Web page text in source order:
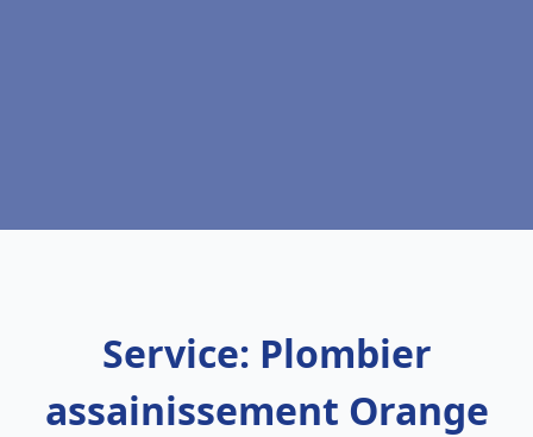
Service: Plombier
assainissement Orange